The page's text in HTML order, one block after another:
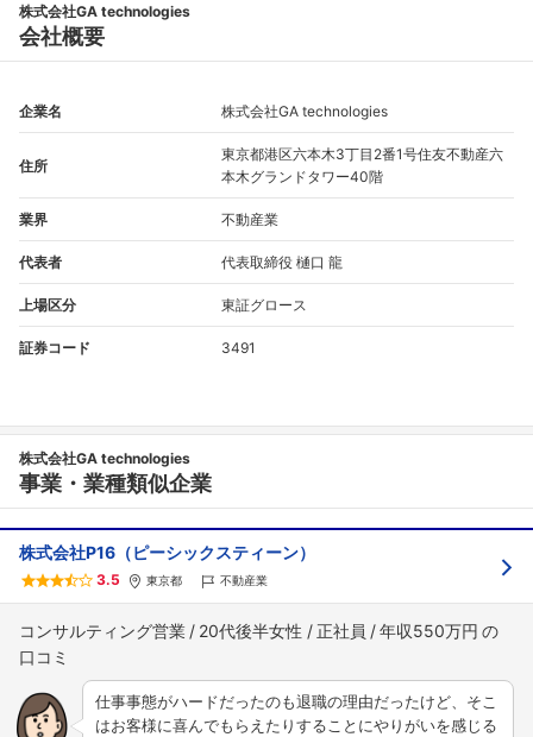
株式会社GA technologies
会社概要
企業名 株式会社GA technologies
住所
東京都港区六本木3丁目2番1号住友不動産六
本木グランドタワー40階
業界 不動産業
代表者 代表取締役 樋口 龍
上場区分 東証グロース
証券コード 3491
株式会社GA technologies
事業・業種類似企業
株式会社P16（ピーシックスティーン）
3.5 東京都 不動産業
コンサルティング営業 20代後半女性 正社員 年収550万円
仕事事態がハードだったのも退職の理由だったけど、そこ
はお客様に喜んでもらえたりすることにやりがいを感じる